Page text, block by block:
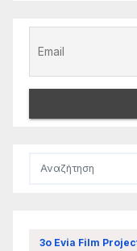
3ο Evia Film